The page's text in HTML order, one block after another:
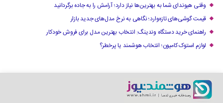
وقتی هیوندای شما به بهترین‌ها نیاز دارد؛ آرامش را به جاده برگردانید
قیمت گوشی‌های تازه‌وارد؛ نگاهی به نرخ مدل‌های جدید بازار
راهنمای خرید دستگاه وندینگ: انتخاب بهترین مدل برای فروش خودکار
لوازم استوک کامیون؛ انتخاب هوشمند یا پرخطر؟